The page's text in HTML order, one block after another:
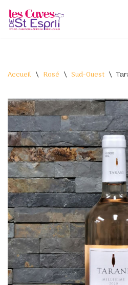
Aller
Accueil \ Rosé \ Sud-Ouest \